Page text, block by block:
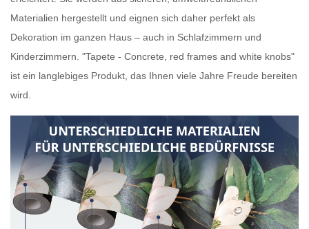
Materialien hergestellt und eignen sich daher perfekt als
Dekoration im ganzen Haus – auch in Schlafzimmern und
Kinderzimmern. "Tapete - Concrete, red frames and white knobs"
ist ein langlebiges Produkt, das Ihnen viele Jahre Freude bereiten
wird.